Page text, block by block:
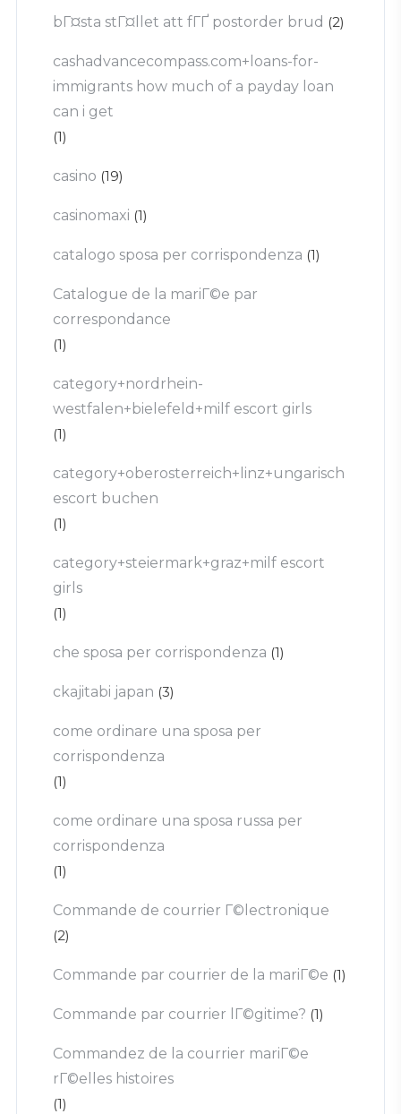
bГ¤sta stГ¤llet att fГҐ postorder brud (2)
cashadvancecompass.com+loans-for-
immigrants how much of a payday loan
can i get
(1)
casino (19)
casinomaxi (1)
catalogo sposa per corrispondenza (1)
Catalogue de la mariГ©e par
correspondance
(1)
category+nordrhein-
westfalen+bielefeld+milf escort girls
(1)
category+oberosterreich+linz+ungarisch
escort buchen
(1)
category+steiermark+graz+milf escort
girls
(1)
che sposa per corrispondenza (1)
ckajitabi japan (3)
come ordinare una sposa per
corrispondenza
(1)
come ordinare una sposa russa per
corrispondenza
(1)
Commande de courrier Г©lectronique
(2)
Commande par courrier de la mariГ©e (1)
Commande par courrier lГ©gitime? (1)
Commandez de la courrier mariГ©e
rГ©elles histoires
(1)